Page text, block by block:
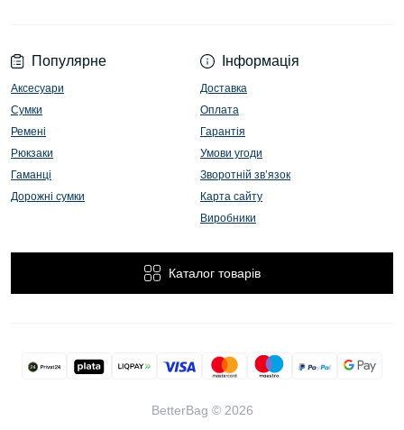
Популярне
Аксесуари
Сумки
Ремені
Рюкзаки
Гаманці
Дорожні сумки
Інформація
Доставка
Оплата
Гарантія
Умови угоди
Зворотній зв’язок
Карта сайту
Виробники
Каталог товарів
BetterBag © 2026